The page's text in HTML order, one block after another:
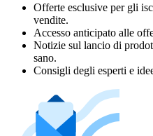
Offerte esclusive per gli
vendite.
Accesso anticipato alle
Notizie sul lancio di
sano.
Consigli degli esperti e